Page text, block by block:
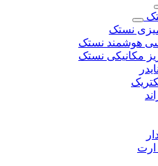
نستک
هوشمند نستک
مکانیکی نستک
ارت